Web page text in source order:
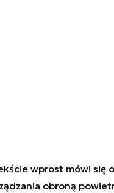
wprost mówi się
obroną